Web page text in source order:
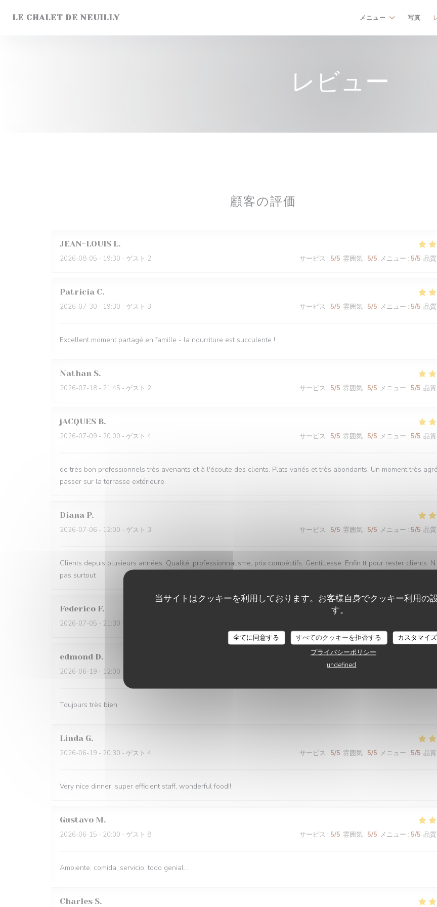
当サイトはクッキーを利用しております。お客様自身でクッキー利用の
す。
全てに同意する すべてのクッキーを拒否する
カスタマイ
プライバシーポリシー
undefined
LE CHALET DE NEUILLY メニュー 写真
レビュー
顧客の評価
JEAN-LOUIS L
2026-08-05 - 19:30 - ゲスト 2 サービス : 5/5 雰囲気 : 5/5 メニュー : 5/5 品
Patricia C
2026-07-30 - 19:30 - ゲスト 3 サービス : 5/5 雰囲気 : 5/5 メニュー : 5/5 品
Excellent moment partagé en famille - la nourriture est succulente !
Nathan S
2026-07-18 - 21:45 - ゲスト 2 サービス : 5/5 雰囲気 : 5/5 メニュー : 5/5 品
jACQUES B
2026-07-09 - 20:00 - ゲスト 4 サービス : 5/5 雰囲気 : 5/5 メニュー : 5/5 品
de très bon professionnels très avenants et à l'écoute des clients. Plats variés et très abondants. Un moment très
passer sur la terrasse extérieure.
Diana P
2026-07-06 - 12:00 - ゲスト 3 サービス : 5/5 雰囲気 : 5/5 メニュー : 5/5 品
Clients depuis plusieurs années. Qualité, professionnalisme, prix compétitifs. Gentillesse. Enfin tt pour rester clients.
pas surtout
Federico F
2026-07-05 - 21:30 - ゲスト 2
edmond D
2026-06-19 - 12:00 - ゲスト 2
Toujours très bien
Linda G
2026-06-19 - 20:30 - ゲスト 4 サービス : 5/5 雰囲気 : 5/5 メニュー : 5/5 品
Very nice dinner, super efficient staff, wonderful food!!
Gustavo M
2026-06-15 - 20:00 - ゲスト 8 サービス : 5/5 雰囲気 : 5/5 メニュー : 5/5 品
Ambiente, comida, servicio, todo genial...
Charles S
LE CHALET DE NEUILLY